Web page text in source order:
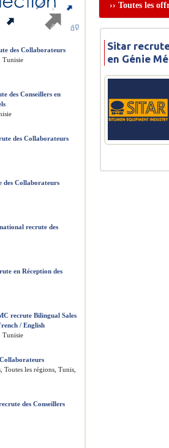
›› Toutes les
Sitar
en Génie
des Collaborateurs
Tunisie
des Conseillers en
des Collaborateurs
des Collaborateurs
recrute des
en Réception des
recrute Bilingual Sales
/ English
Tunisie
Toutes les régions, Tunis,
des Conseillers